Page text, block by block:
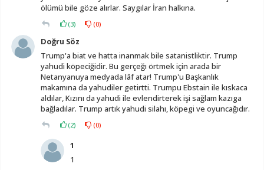
ölümü bile göze alırlar. Saygılar İran halkına.
(3) (0)
Doğru Söz
Trump'a biat ve hatta inanmak bile satanistliktir. Trump
yahudi köpeciğidir. Bu gerçeğı örtmek için arada bir
Netanyanuya medyada lâf atar! Trump'u Başkanlık
makamına da yahudiler getirtti. Trumpu Ebstain ile kıskaca
aldılar, Kızını da yahudi ile evlendirterek işi sağlam kazıga
bağladılar. Trump artık yahudi silahı, köpegi ve oyuncağıdır.
(2) (0)
1
1